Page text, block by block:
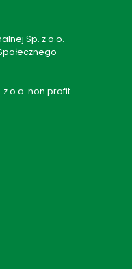
Sp. z o.o.
z o.o. non profit